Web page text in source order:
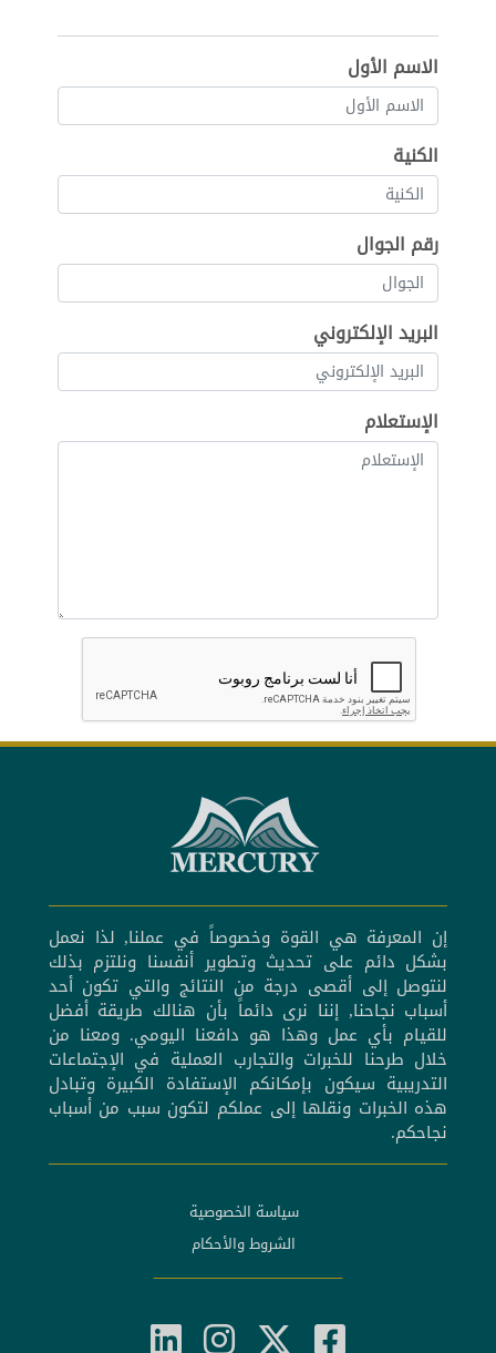
الاسم الأول
الكنية
رقم الجوال
البريد الإلكتروني
الإستعلام
إن المعرفة هي القوة وخصوصاً في عملنا, لذا نعمل
بشكل دائم على تحديث وتطوير أنفسنا ونلتزم بذلك
لنتوصل إلى أقصى درجة من النتائج والتي تكون أحد
أسباب نجاحنا, إننا نرى دائماً بأن هنالك طريقة أفضل
للقيام بأي عمل وهذا هو دافعنا اليومي. ومعنا من
خلال طرحنا للخبرات والتجارب العملية في الإجتماعات
التدريبية سيكون بإمكانكم الإستفادة الكبيرة وتبادل
هذه الخبرات ونقلها إلى عملكم لتكون سبب من أسباب
نجاحكم.
سياسة الخصوصية
الشروط والأحكام